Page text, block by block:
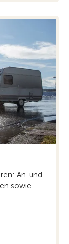
An-und
sowie ...